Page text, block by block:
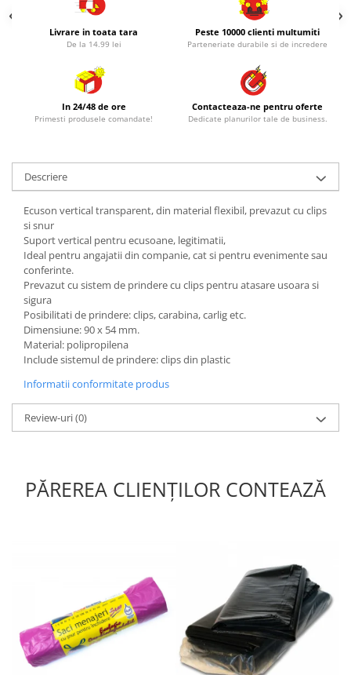
Livrare in toata tara
De la 14.99 lei
Peste 10000 clienti multumiti
Parteneriate durabile si de incredere
In 24/48 de ore
Primesti produsele comandate!
Contacteaza-ne pentru oferte
Dedicate planurilor tale de business.
Descriere
Ecuson vertical transparent, din material flexibil, prevazut cu clips
si snur
Suport vertical pentru ecusoane, legitimatii,
Ideal pentru angajatii din companie, cat si pentru evenimente sau
conferinte.
Prevazut cu sistem de prindere cu clips pentru atasare usoara si
sigura
Posibilitati de prindere: clips, carabina, carlig etc.
Dimensiune: 90 x 54 mm.
Material: polipropilena
Include sistemul de prindere: clips din plastic
Informatii conformitate produs
Review-uri(0)
PĂREREA CLIENȚILOR CONTEAZĂ